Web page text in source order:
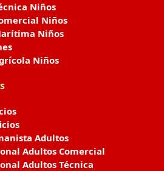
Niños
Niños
Niños
Niños
Adultos
Adultos Comercial
Adultos Técnica